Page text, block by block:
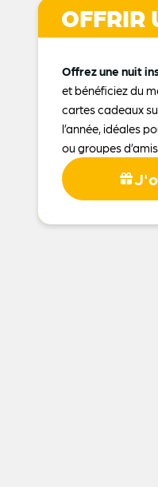
OFFRIR
Offrez une nuit
et bénéficiez du
cartes cadeaux
l’année, idéales
ou groupes